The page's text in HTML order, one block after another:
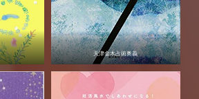
天津金木占術奥義